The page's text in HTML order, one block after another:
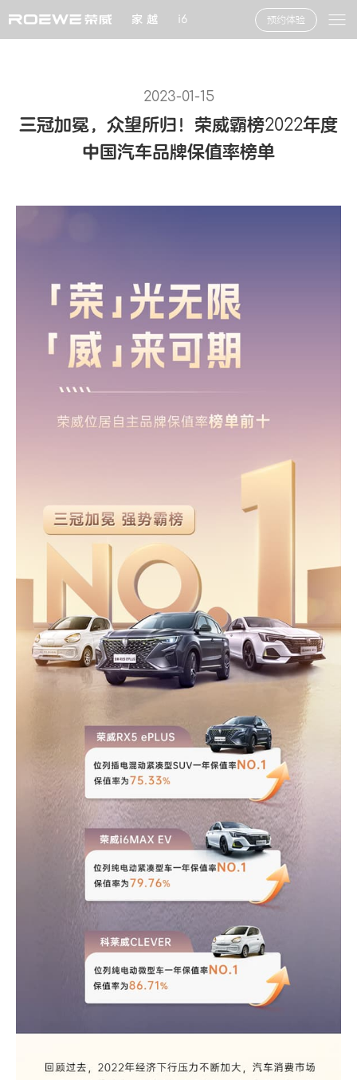
家 越 i6 预约体验
2023-01-15
三冠加冕，众望所归！荣威霸榜2022年度
中国汽车品牌保值率榜单